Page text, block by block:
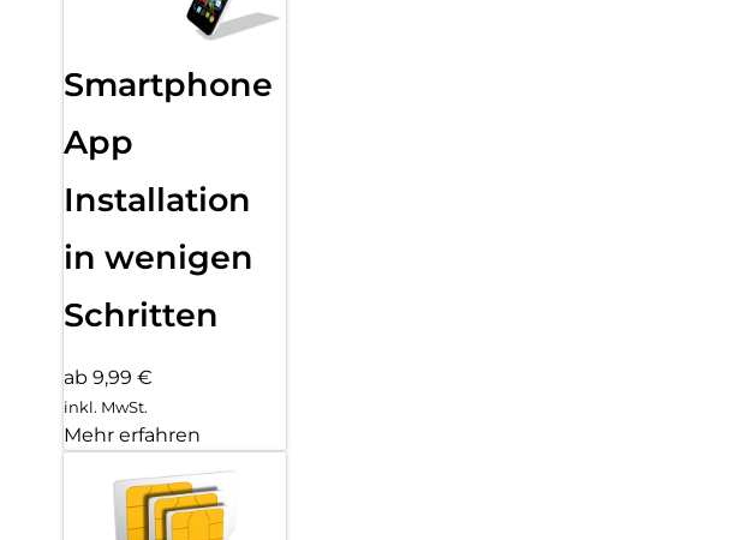
Smartphone
App
Installation
in wenigen
Schritten
ab 9,99 €
inkl. MwSt.
Mehr erfahren